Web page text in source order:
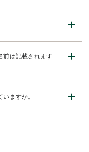
前は記載されます
ますか。